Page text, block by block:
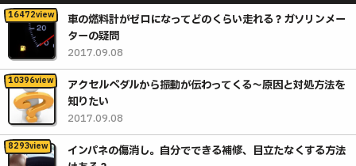
車の燃料計がゼロになってどのくらい走れる？ガソリンメー
ターの疑問
2017.09.08
アクセルペダルから振動が伝わってくる〜原因と対処方法を
知りたい
2017.09.08
インパネの傷消し。自分でできる補修、目立たなくする方法